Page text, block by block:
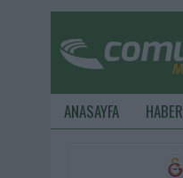
ANASAYFA HABER